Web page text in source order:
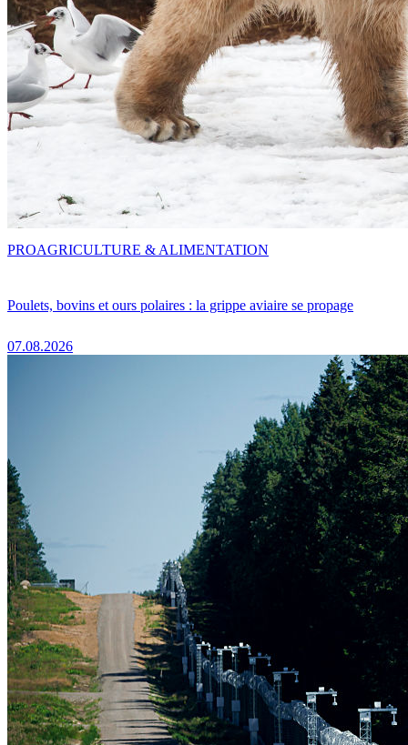
Poulets, bovins et ours polaires : la grippe aviaire se propage
07.08.2026
PROAGRICULTURE & ALIMENTATION